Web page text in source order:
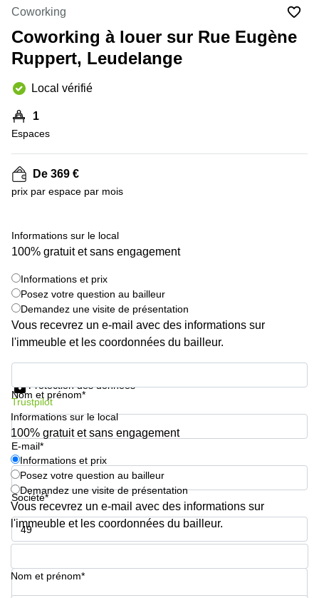
Сoworking
Esch-sur-
Alzette
Sandweiler
Bureaux
sur-
Alzette
Bureaux
Sandweiler
Centres
Bertrange
Esch-
sur-
Alzette
Centres
Sandweiler
Coworking
Coworking à louer sur Rue Eugène
Ruppert, Leudelange
Local vérifié
1
Espaces
De 369 €
prix par espace par mois
Informations sur le local
100% gratuit et sans engagement
Informations et prix
Posez votre question au bailleur
Demandez une visite de présentation
Vous recevrez un e-mail avec des informations sur
l'immeuble et les coordonnées du bailleur.
Nom et prénom*
E-mail*
Société*
Numéro de téléphone*
Protection des données
Trustpilot
Informations sur le local
100% gratuit et sans engagement
Informations et prix
Posez votre question au bailleur
Demandez une visite de présentation
Vous recevrez un e-mail avec des informations sur
l'immeuble et les coordonnées du bailleur.
Nom et prénom*